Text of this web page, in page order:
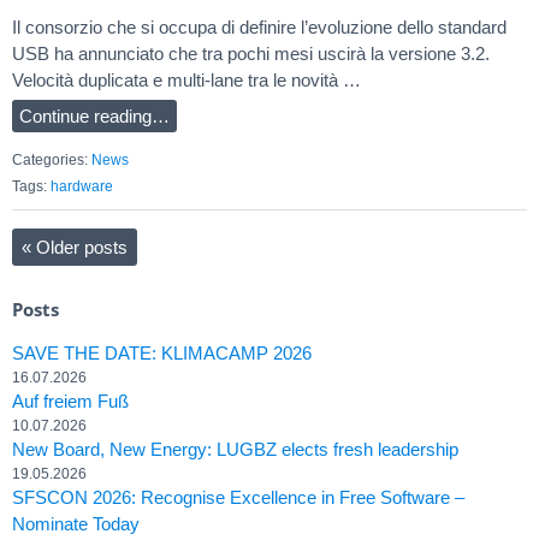
Il consorzio che si occupa di definire l’evoluzione dello standard
USB ha annunciato che tra pochi mesi uscirà la versione 3.2.
Velocità duplicata e multi-lane tra le novità …
Continue reading…
Categories: News
Tags: hardware
« Older posts
Posts
SAVE THE DATE: KLIMACAMP 2026
16.07.2026
Auf freiem Fuß
10.07.2026
New Board, New Energy: LUGBZ elects fresh leadership
19.05.2026
SFSCON 2026: Recognise Excellence in Free Software –
Nominate Today